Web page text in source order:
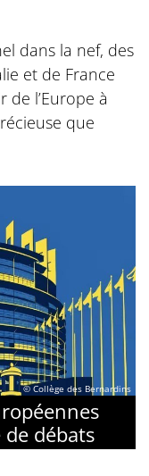
dans la nef, des
et de France
de l’Europe à
que
© Collège des Bernardins
débats